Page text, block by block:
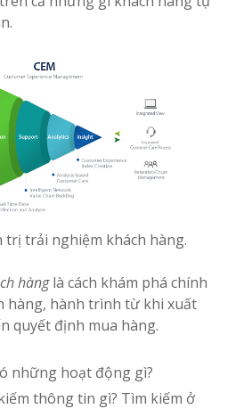
trị trải nghiệm khách hàng.
hànglà cách khám phá chính
hàng, hành trình từ khi xuất
quyết định mua hàng.
những hoạt động gì?
thông tin gì? Tìm kiếm ở